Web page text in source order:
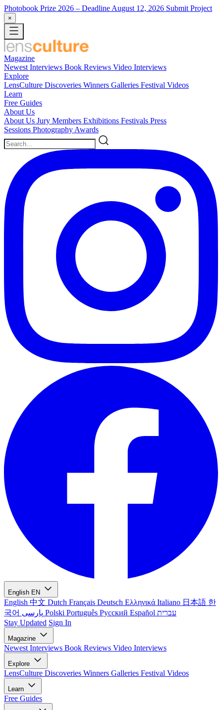
Photobook Prize 2026 – Deadline August 12, 2026 Submit Project
×
Magazine
Newest Interviews Book Reviews Video Interviews
Explore
LensCulture Discoveries Winners Galleries Festival Videos
Learn
Free Guides
About Us
About Us Jury Members Exhibitions Festivals Press
Sessions Photography Awards
English EN
English 中文 Dutch Français Deutsch Ελληνικά Italiano 日本語 한
국어
Polski Português Русский Español עברית
Stay Updated Sign In
Magazine
Newest Interviews Book Reviews Video Interviews
Explore
LensCulture Discoveries Winners Galleries Festival Videos
Learn
Free Guides